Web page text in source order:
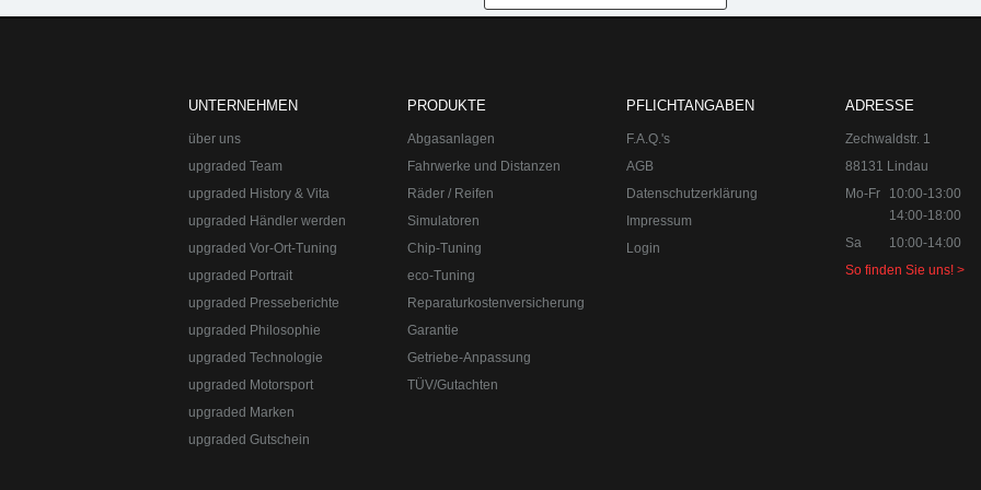
upgraded Automotive Group - das Original aus Lindau am Bodensee. Der Spezialist für Chiptuning, Kraftstoffoptimierungen, Felgen,
Ort:48529 Nordhorn
UNTERNEHMEN
über uns
upgraded Team
upgraded History & Vita
upgraded Händler werden
upgraded Vor-Ort-Tuning
upgraded Portrait
upgraded Presseberichte
upgraded Philosophie
upgraded Technologie
upgraded Motorsport
upgraded Marken
upgraded Gutschein
PRODUKTE
Abgasanlagen
Fahrwerke und Distanzen
Räder / Reifen
Simulatoren
Chip-Tuning
eco-Tuning
Reparaturkostenversicherung
Garantie
Getriebe-Anpassung
TÜV/Gutachten
PFLICHTANGABEN
F.A.Q.'s
AGB
Datenschutzerklärung
Impressum
Login
ADRESSE
Zechwaldstr. 1
88131 Lindau
Mo-Fr
10:00-13:00
14:00-18:00
Sa
10:00-14:00
So finden Sie uns! >